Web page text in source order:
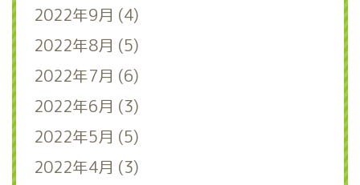
2022年9月 (4)
2022年8月 (5)
2022年7月 (6)
2022年6月 (3)
2022年5月 (5)
2022年4月 (3)